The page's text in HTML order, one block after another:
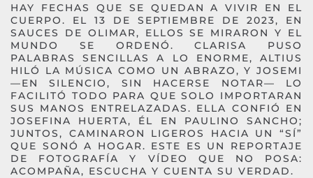
HAY FECHAS QUE SE QUEDAN A VIVIR EN EL
CUERPO. EL 13 DE SEPTIEMBRE DE 2023, EN
SAUCES DE OLIMAR, ELLOS SE MIRARON Y EL
MUNDO SE ORDENÓ. CLARISA PUSO
PALABRAS SENCILLAS A LO ENORME, ALTIUS
HILÓ LA MÚSICA COMO UN ABRAZO, Y JOSEMI
—EN SILENCIO, SIN HACERSE NOTAR— LO
FACILITÓ TODO PARA QUE SOLO IMPORTARAN
SUS MANOS ENTRELAZADAS. ELLA CONFIÓ EN
JOSEFINA HUERTA, ÉL EN PAULINO SANCHO;
JUNTOS, CAMINARON LIGEROS HACIA UN “SÍ”
QUE SONÓ A HOGAR. ESTE ES UN REPORTAJE
DE FOTOGRAFÍA Y VÍDEO QUE NO POSA:
ACOMPAÑA, ESCUCHA Y CUENTA SU VERDAD.